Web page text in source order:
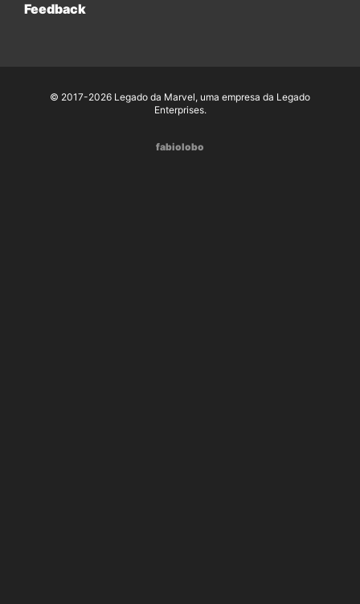
Feedback
© 2017-2026 Legado da Marvel, uma empresa da Legado
Enterprises.
fabiolobo